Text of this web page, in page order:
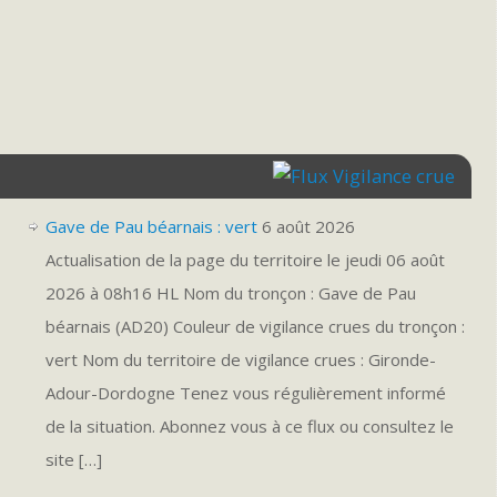
Vigilance crue
Gave de Pau béarnais : vert 6 août 2026
Actualisation de la page du territoire le jeudi 06 août
2026 à 08h16 HL Nom du tronçon : Gave de Pau
béarnais (AD20) Couleur de vigilance crues du tronçon :
vert Nom du territoire de vigilance crues : Gironde-
Adour-Dordogne Tenez vous régulièrement informé
de la situation. Abonnez vous à ce flux ou consultez le
site […]